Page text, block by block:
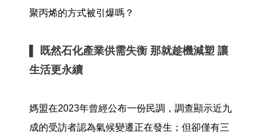
聚丙烯的方式被引爆嗎？
▌ 既然石化產業供需失衡 那就趁機減塑 讓
生活更永續
媽盟在2023年曾經公布一份民調，調查顯示近九
成的受訪者認為氣候變遷正在發生；但卻僅有三